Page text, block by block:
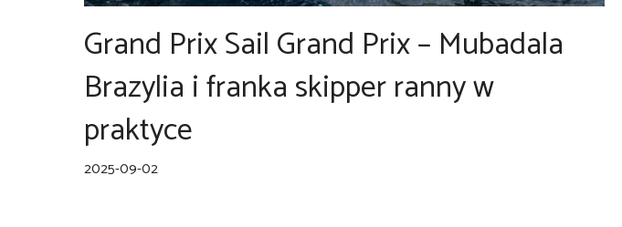
Grand Prix Sail Grand Prix – Mubadala
Brazylia i franka skipper ranny w
praktyce
2025-09-02